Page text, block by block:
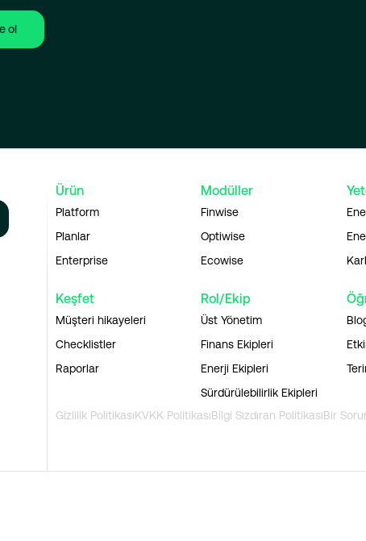
ol
Ürün
Platform
Planlar
Enterprise
Modüller
Finwise
Optiwise
Ecowise
Keşfet
Müşteri hikayeleri
Checklistler
Raporlar
Rol/Ekip
Üst Yönetim
Finans Ekipleri
Enerji Ekipleri
Sürdürülebilirlik Ekipleri
Gizlilik PolitikasıKVKK PolitikasıBilgi Sızdıran PolitikasıBir